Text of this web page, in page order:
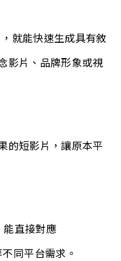
就能快速生成具有敘
影片、品牌形象或視
的短影片，讓原本平
能直接對應
同平台需求。